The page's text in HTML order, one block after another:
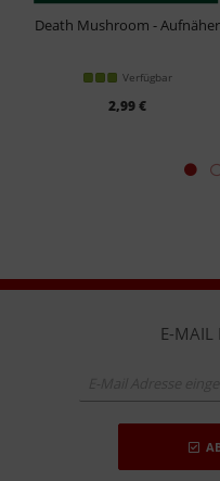
Death Mushroom - Aufnäher
Verfügbar
2,99 €
E-MAIL